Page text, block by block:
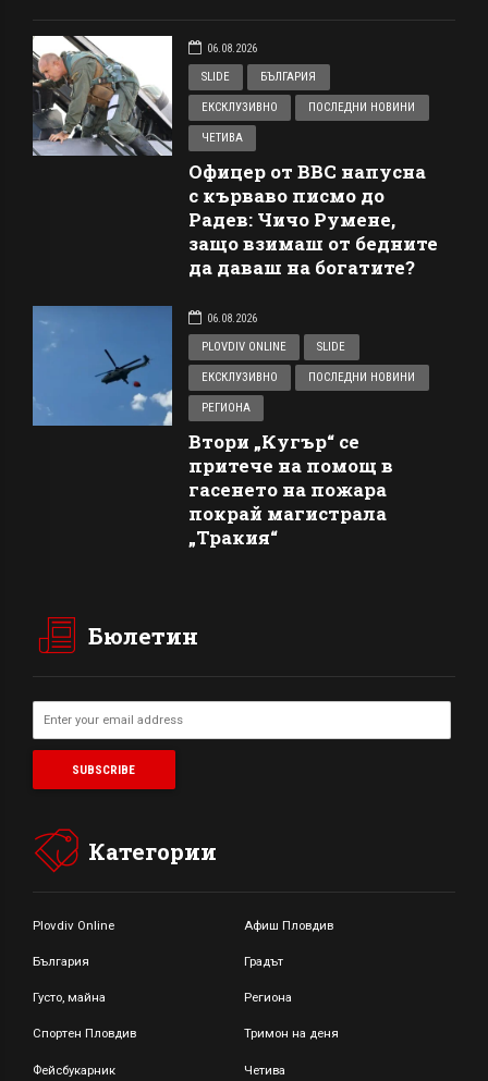
06.08.2026
SLIDE
БЪЛГАРИЯ
ЕКСКЛУЗИВНО ПОСЛЕДНИ НОВИНИ
ЧЕТИВА
Офицер от ВВС напусна
с кърваво писмо до
Радев: Чичо Румене,
защо взимаш от бедните
да даваш на богатите?
06.08.2026
PLOVDIV ONLINE
SLIDE
ЕКСКЛУЗИВНО ПОСЛЕДНИ НОВИНИ
РЕГИОНА
Втори „Кугър“ се
притече на помощ в
гасенето на пожара
покрай магистрала
„Тракия“
Бюлетин
Категории
Plovdiv Online Афиш Пловдив
България Градът
Густо, майна Региона
Спортен Пловдив Тримон на деня
Фейсбукарник Четива